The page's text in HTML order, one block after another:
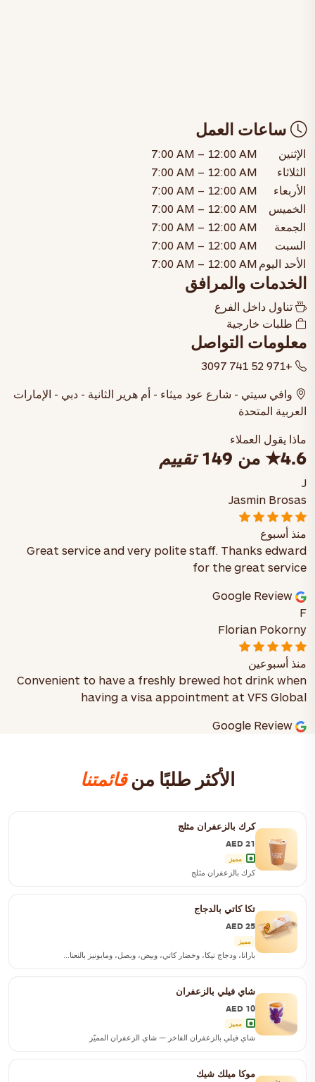
ساعات العمل
الإثنين
7:00 AM – 12:00 AM
الثلاثاء
7:00 AM – 12:00 AM
الأربعاء
7:00 AM – 12:00 AM
الخميس
7:00 AM – 12:00 AM
الجمعة
7:00 AM – 12:00 AM
السبت
7:00 AM – 12:00 AM
الأحد اليوم 7:00 AM – 12:00 AM
الخدمات والمرافق
تناول داخل الفرع
طلبات خارجية
معلومات التواصل
+971 52 741 3097
وافي سيتي - شارع عود ميثاء - أم هرير الثانية - دبي - الإمارات
العربية المتحدة
ماذا يقول العملاء
4.6
★ من 149 تقييم
J
Jasmin Brosas
منذ أسبوع
Great service and very polite staff. Thanks edward
for the great service
F
Florian Pokorny
منذ أسبوعين
Convenient to have a freshly brewed hot drink when
having a visa appointment at VFS Global
الأكثر طلبًا منقائمتنا
كرك بالزعفران مثلج
AED 21
مميز
كرك بالزعفران مثلج
تكا كاتي بالدجاج
AED 25
مميز
باراتا، ودجاج تيكا، وخضار كاتي، وبيض، وبصل، ومايونيز بالنعنا...
شاي فيلي بالزعفران
AED 10
مميز
شاي فيلي بالزعفران الفاخر — شاي الزعفران المميّز
موكا ميلك شيك